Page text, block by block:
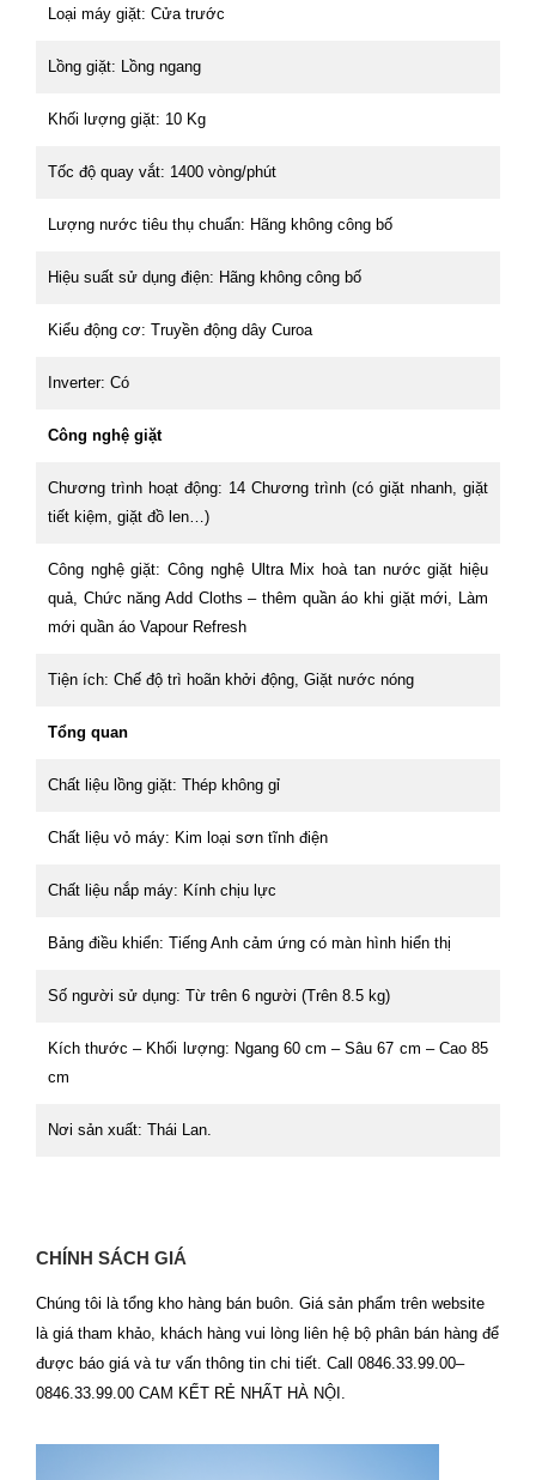
Loại máy giặt: Cửa trước
Lồng giặt: Lồng ngang
Khối lượng giặt: 10 Kg
Tốc độ quay vắt: 1400 vòng/phút
Lượng nước tiêu thụ chuẩn: Hãng không công bố
Hiệu suất sử dụng điện: Hãng không công bố
Kiểu động cơ: Truyền động dây Curoa
Inverter: Có
Công nghệ giặt
Chương trình hoạt động: 14 Chương trình (có giặt nhanh, giặt
tiết kiệm, giặt đồ len…)
Công nghệ giặt:Công nghệ Ultra Mix hoà tan nước giặt hiệu
quả, Chức năng Add Cloths – thêm quần áo khi giặt mới, Làm
mới quần áo Vapour Refresh
Tiện ích: Chế độ trì hoãn khởi động, Giặt nước nóng
Tổng quan
Chất liệu lồng giặt: Thép không gỉ
Chất liệu vỏ máy: Kim loại sơn tĩnh điện
Chất liệu nắp máy: Kính chịu lực
Bảng điều khiển: Tiếng Anh cảm ứng có màn hình hiển thị
Số người sử dụng: Từ trên 6 người (Trên 8.5 kg)
Kích thước – Khối lượng: Ngang 60 cm – Sâu 67 cm – Cao 85
cm
Nơi sản xuất: Thái Lan.
CHÍNH SÁCH GIÁ
Chúng tôi là tổng kho hàng bán buôn. Giá sản phẩm trên website
là giá tham khảo, khách hàng vui lòng liên hệ bộ phân bán hàng để
được báo giá và tư vấn thông tin chi tiết. Call 0846.33.99.00–
0846.33.99.00 CAM KẾT RẺ NHẤT HÀ NỘI.